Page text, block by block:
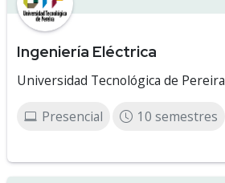
Ingeniería Eléctrica
Universidad Tecnológica de Pereira
Presencial 10 semestres